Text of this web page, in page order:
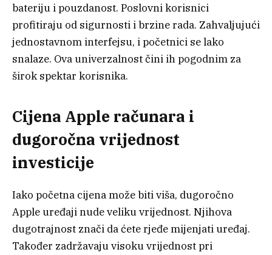
bateriju i pouzdanost. Poslovni korisnici
profitiraju od sigurnosti i brzine rada. Zahvaljujući
jednostavnom interfejsu, i početnici se lako
snalaze. Ova univerzalnost čini ih pogodnim za
širok spektar korisnika.
Cijena Apple računara i
dugoročna vrijednost
investicije
Iako početna cijena može biti viša, dugoročno
Apple uređaji nude veliku vrijednost. Njihova
dugotrajnost znači da ćete rjeđe mijenjati uređaj.
Također zadržavaju visoku vrijednost pri